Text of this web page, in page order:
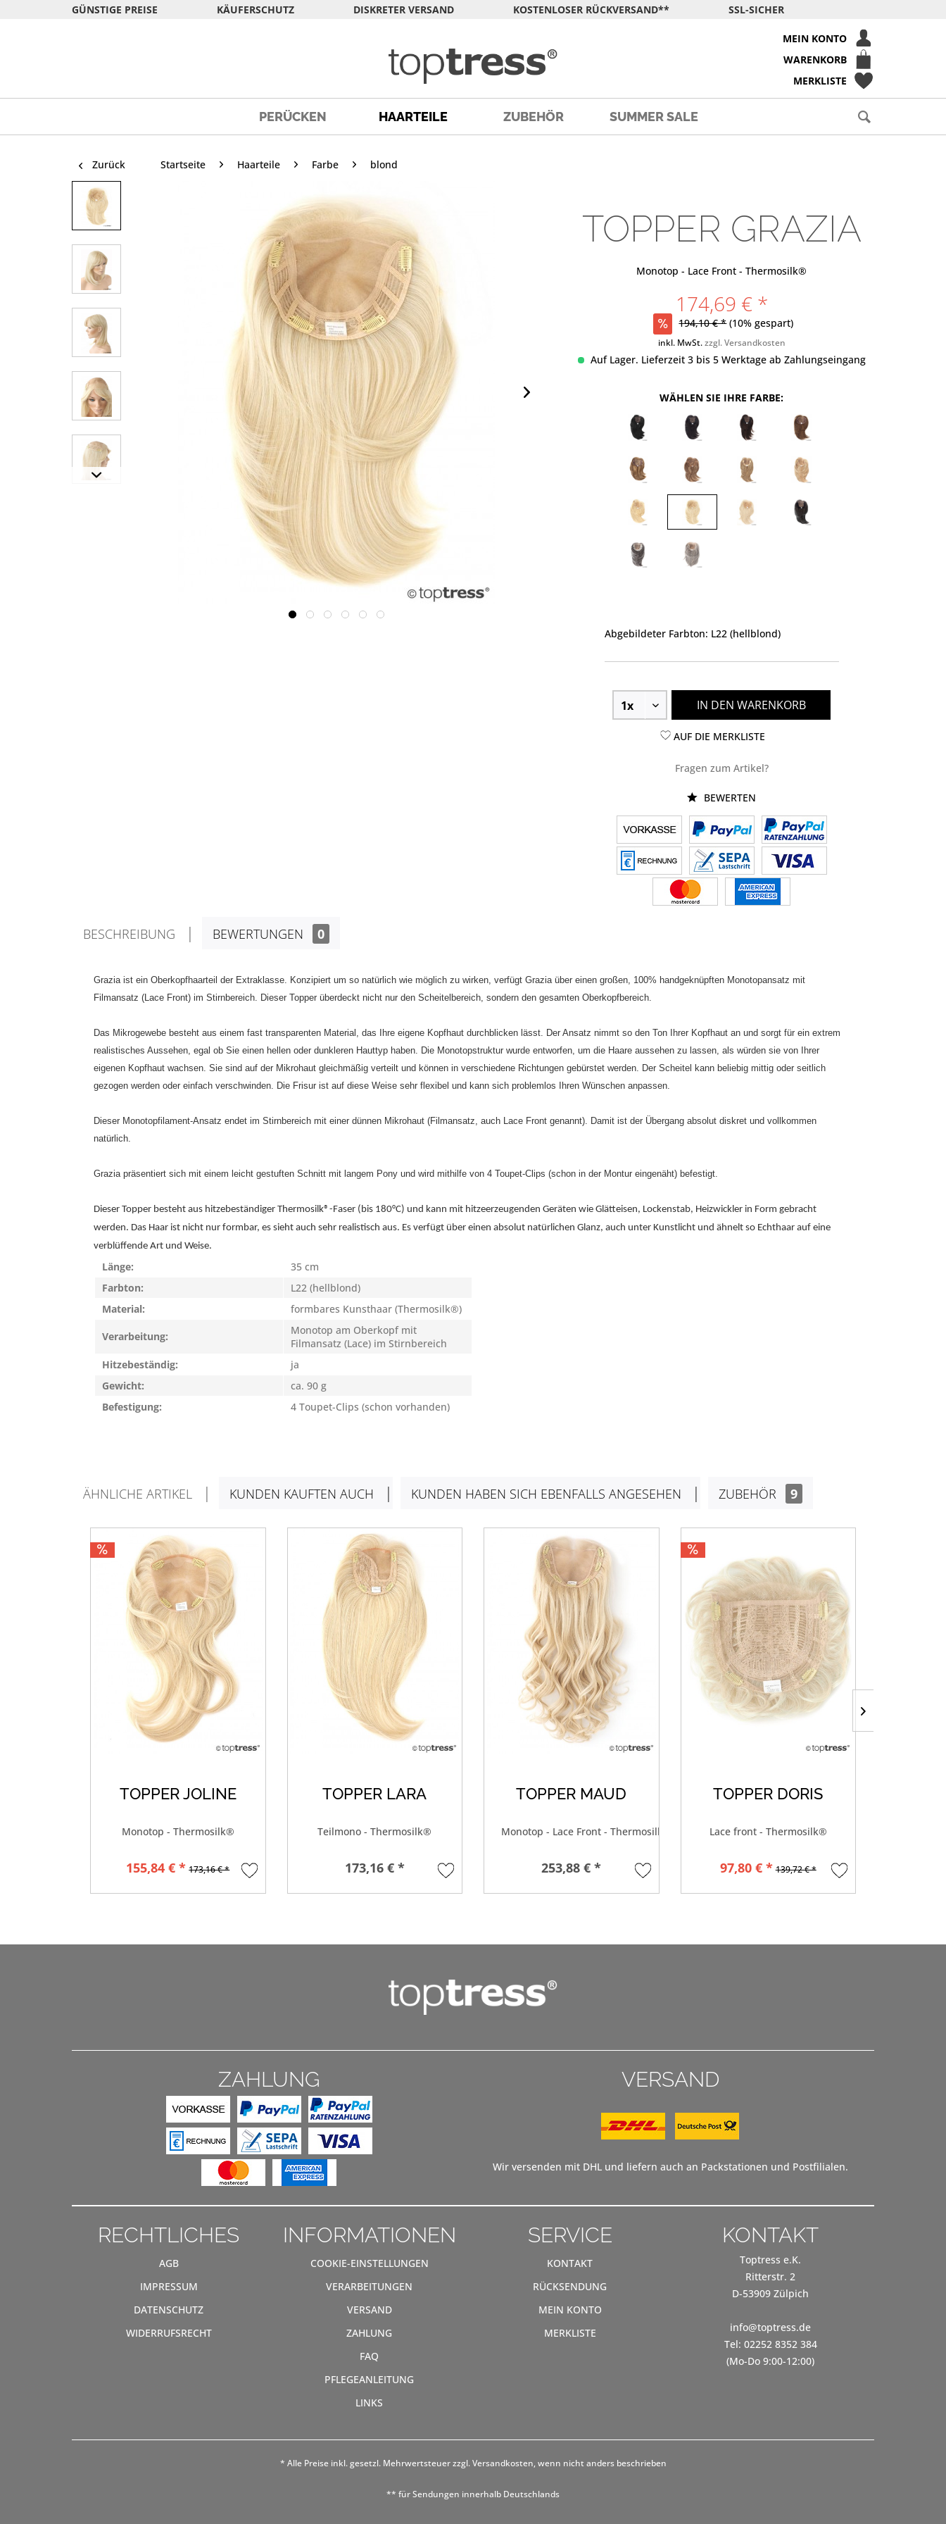
GÜNSTIGE PREISE KÄUFERSCHUTZ DISKRETER VERSAND KOSTENLOSER RÜCKVERSAND** SSL-SICHER
MEIN KONTO
WARENKORB
MERKLISTE
PERÜCKEN HAARTEILE ZUBEHÖR SUMMER SALE
Zurück Startseite Haarteile Farbe blond
TOPPER GRAZIA
Monotop - Lace Front - Thermosilk®
174,69 € *
194,10 € * (10% gespart)
inkl. MwSt.zzgl. Versandkosten
Auf Lager. Lieferzeit 3 bis 5 Werktage ab Zahlungseingang
WÄHLEN SIE IHRE FARBE:
Abgebildeter Farbton: L22 (hellblond)
IN DEN WARENKORB
AUF DIE MERKLISTE
Fragen zum Artikel?
BEWERTEN
BESCHREIBUNG BEWERTUNGEN 0
Grazia ist ein Oberkopfhaarteil der Extraklasse. Konzipiert um so natürlich wie möglich zu wirken, verfügt Grazia über einen großen, 100% handgeknüpften Monotopansatz mit
Filmansatz (Lace Front) im Stirnbereich. Dieser Topper überdeckt nicht nur den Scheitelbereich, sondern den gesamten Oberkopfbereich.
Das Mikrogewebe besteht aus einem fast transparenten Material, das Ihre eigene Kopfhaut durchblicken lässt. Der Ansatz nimmt so den Ton Ihrer Kopfhaut an und sorgt für ein extrem
realistisches Aussehen, egal ob Sie einen hellen oder dunkleren Hauttyp haben. Die Monotopstruktur wurde entworfen, um die Haare aussehen zu lassen, als würden sie von Ihrer
eigenen Kopfhaut wachsen. Sie sind auf der Mikrohaut gleichmäßig verteilt und können in verschiedene Richtungen gebürstet werden. Der Scheitel kann beliebig mittig oder seitlich
gezogen werden oder einfach verschwinden. Die Frisur ist auf diese Weise sehr flexibel und kann sich problemlos Ihren Wünschen anpassen.
Dieser Monotopfilament-Ansatz endet im Stirnbereich mit einer dünnen Mikrohaut (Filmansatz, auch Lace Front genannt). Damit ist der Übergang absolut diskret und vollkommen
natürlich.
Grazia präsentiert sich mit einem leicht gestuften Schnitt mit langem Pony und wird mithilfe von 4 Toupet-Clips (schon in der Montur eingenäht) befestigt.
Dieser Topper besteht aus hitzebeständiger Thermosilk®-Faser (bis 180°C) und kann mit hitzeerzeugenden Geräten wie Glätteisen, Lockenstab, Heizwickler in Form gebracht
werden. Das Haar ist nicht nur formbar, es sieht auch sehr realistisch aus. Es verfügt über einen absolut natürlichen Glanz, auch unter Kunstlicht und ähnelt so Echthaar auf eine
verblüffende Art und Weise.
Länge:
35 cm
Farbton:
L22 (hellblond)
Material:
formbares Kunsthaar (Thermosilk®)
Verarbeitung:
Monotop am Oberkopf mit
Filmansatz (Lace) im Stirnbereich
Hitzebeständig:
ja
Gewicht:
ca. 90 g
Befestigung:
4 Toupet-Clips (schon vorhanden)
ÄHNLICHE ARTIKEL KUNDEN KAUFTEN AUCH KUNDEN HABEN SICH EBENFALLS ANGESEHEN ZUBEHÖR 9
TOPPER JOLINE
Monotop - Thermosilk®
155,84 € * 173,16 € *
TOPPER LARA
Teilmono - Thermosilk®
173,16 € *
TOPPER MAUD
Monotop - Lace Front - Thermosilk®
253,88 € *
TOPPER DORIS
Lace front - Thermosilk®
97,80 € * 139,72 € *
ZAHLUNG VERSAND
Wir versenden mit DHL und liefern auch an Packstationen und Postfilialen.
RECHTLICHES
AGB
IMPRESSUM
DATENSCHUTZ
WIDERRUFSRECHT
INFORMATIONEN
COOKIE-EINSTELLUNGEN
VERARBEITUNGEN
VERSAND
ZAHLUNG
FAQ
PFLEGEANLEITUNG
LINKS
SERVICE
KONTAKT
RÜCKSENDUNG
MEIN KONTO
MERKLISTE
KONTAKT
Toptress e.K.
Ritterstr. 2
D-53909 Zülpich
info@toptress.de
Tel: 02252 8352 384
(Mo-Do 9:00-12:00)
* Alle Preise inkl. gesetzl. Mehrwertsteuer zzgl.Versandkosten, wenn nicht anders beschrieben
** für Sendungen innerhalb Deutschlands